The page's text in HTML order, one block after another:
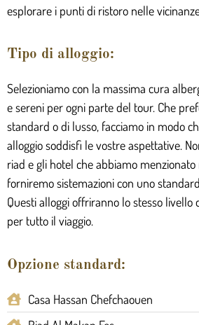
esplorare i punti di ristoro nelle
Tipo di alloggio:
Selezioniamo con la massima cura
e sereni per ogni parte del tour. Che
standard o di lusso, facciamo in modo
alloggio soddisfi le vostre aspettative.
riad e gli hotel che abbiamo
forniremo sistemazioni con uno
Questi alloggi offriranno lo stesso livello
per tutto il viaggio.
Opzione standard:
Casa Hassan Chefchaouen